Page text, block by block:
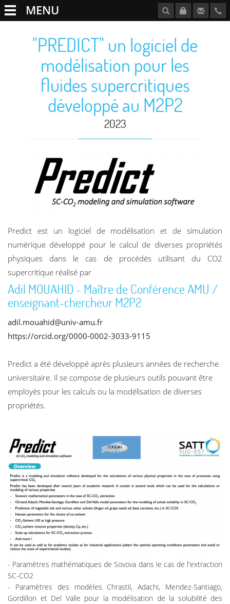
MENU
"PREDICT" un logiciel de
modélisation pour les
fluides supercritiques
développé au M2P2
2023
Predict est un logiciel de modélisation et de simulation
numérique développé pour le calcul de diverses propriétés
physiques dans le cas de procédés utilisant du CO2
supercritique réalisé par
Adil MOUAHID - Maître de Conférence AMU /
enseignant-chercheur M2P2
adil.mouahid@univ-amu.fr
https://orcid.org/0000-0002-3033-9115
Predict a été développé après plusieurs années de recherche
universitaire. Il se compose de plusieurs outils pouvant être
employés pour les calculs ou la modélisation de diverses
propriétés.
- Paramètres mathématiques de Sovova dans le cas de l'extraction
SC-CO2
- Paramètres des modèles Chrastil, Adachi, Mendez-Santiago,
Gordillon et Del Valle pour la modélisation de la solubilité des